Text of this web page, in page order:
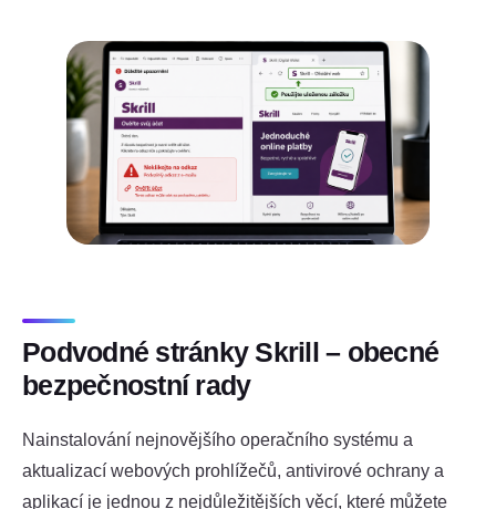
Podvodné stránky Skrill – obecné
bezpečnostní rady
Nainstalování nejnovějšího operačního systému a
aktualizací webových prohlížečů, antivirové ochrany a
aplikací je jednou z nejdůležitějších věcí, které můžete